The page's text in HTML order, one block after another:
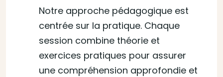
Notre approche pédagogique est
centrée sur la pratique. Chaque
session combine théorie et
exercices pratiques pour assurer
une compréhension approfondie et